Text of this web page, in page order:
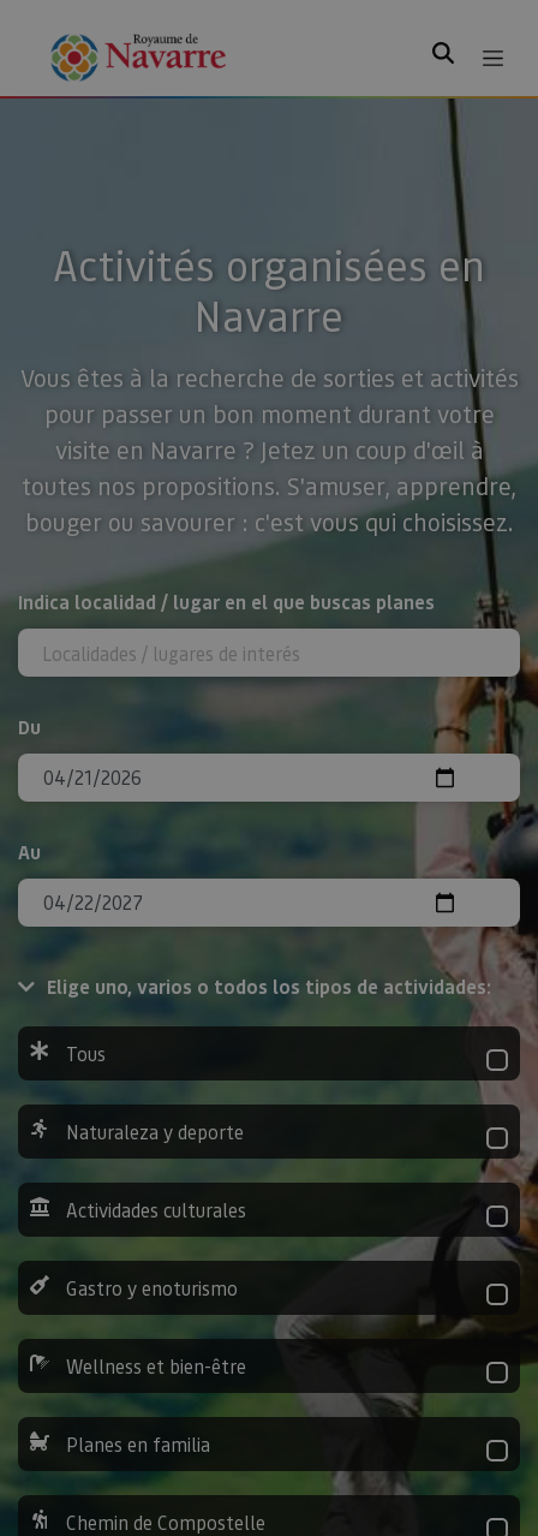
Rechercher
Activités organisées en
Navarre
Vous êtes à la recherche de sorties et activités
pour passer un bon moment durant votre
visite en Navarre ? Jetez un coup d'œil à
toutes nos propositions. S'amuser, apprendre,
bouger ou savourer : c'est vous qui choisissez.
Rechercher
Indica localidad / lugar en el que buscas planes
Du
Au
Elige uno, varios o todos los tipos de actividades:
Tous
Naturaleza y deporte
Actividades culturales
Gastro y enoturismo
Wellness et bien-être
Planes en familia
Chemin de Compostelle